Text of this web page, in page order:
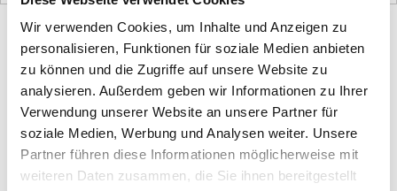
Wir verwenden Cookies, um Inhalte und Anzeigen zu
personalisieren, Funktionen für soziale Medien anbieten
zu können und die Zugriffe auf unsere Website zu
analysieren. Außerdem geben wir Informationen zu Ihrer
Verwendung unserer Website an unsere Partner für
soziale Medien, Werbung und Analysen weiter. Unsere
Partner führen diese Informationen möglicherweise mit
weiteren Daten zusammen, die Sie ihnen bereitgestellt
Startseite»Anais Perrot – CAA consultant
Anais Perrot – CAA consultant
Prentke Romich GmbH
Karthaeuserstr. 3
34117 Kassel
Germany